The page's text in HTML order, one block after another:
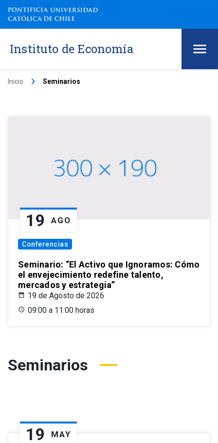
Instituto de Economía
Inicio keyboard_arrow_right Seminarios
19 AGO
Conferencias
Seminario: “El Activo que Ignoramos: Cómo
el envejecimiento redefine talento,
mercados y estrategia”
19 de Agosto de 2026
09:00 a 11:00 horas
Seminarios
19 MAY